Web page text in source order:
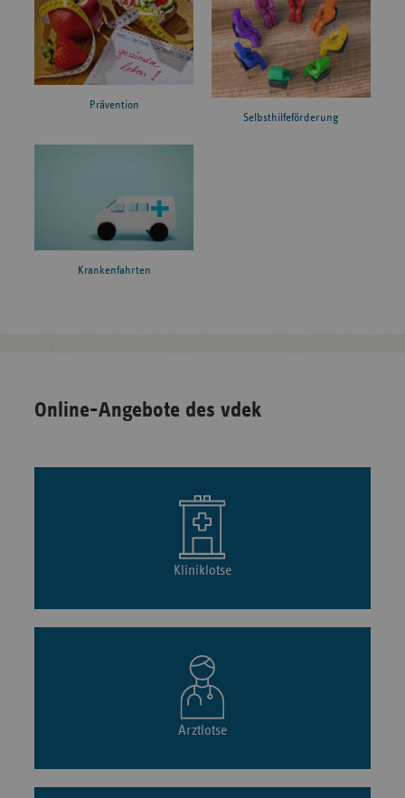
Prävention
Selbsthilfeförderung
Krankenfahrten
Online-Angebote des vdek
Kliniklotse
Arztlotse